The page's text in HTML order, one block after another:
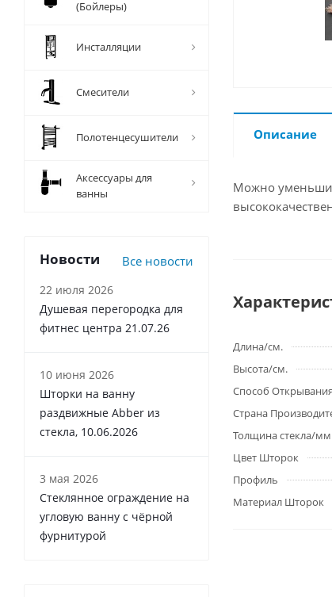
Описание
Можно
Длина/см.
Высота/см.
Способ Открывания
Страна
Толщина стекла/
Цвет Шторок
Профиль
Материал Шторок
(Бойлеры)
Инсталляции
Смесители
Полотенцесушители
Аксессуары для
ванны
Новости Все новости
22 июля 2026
Душевая перегородка для
фитнес центра 21.07.26
10 июня 2026
Шторки на ванну
раздвижные Abber из
стекла, 10.06.2026
3 мая 2026
Стеклянное ограждение на
угловую ванну с чёрной
фурнитурой